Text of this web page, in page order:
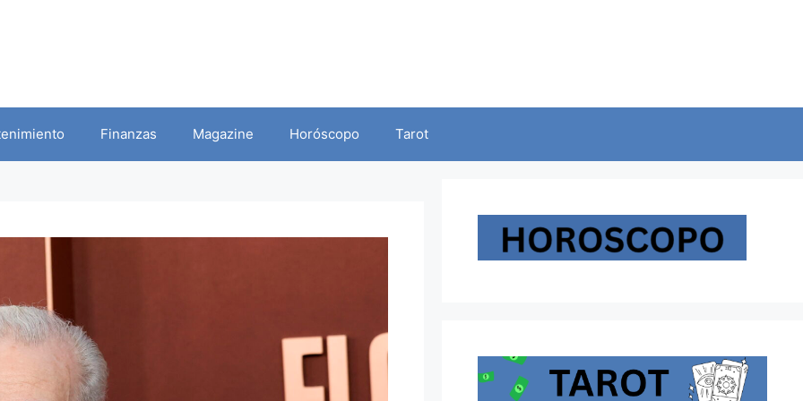
Finanzas Magazine Horóscopo Tarot